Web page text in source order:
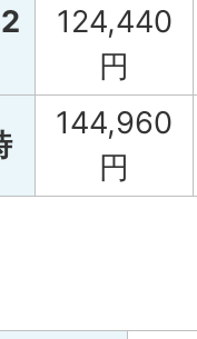
124,440
円
144,960
円